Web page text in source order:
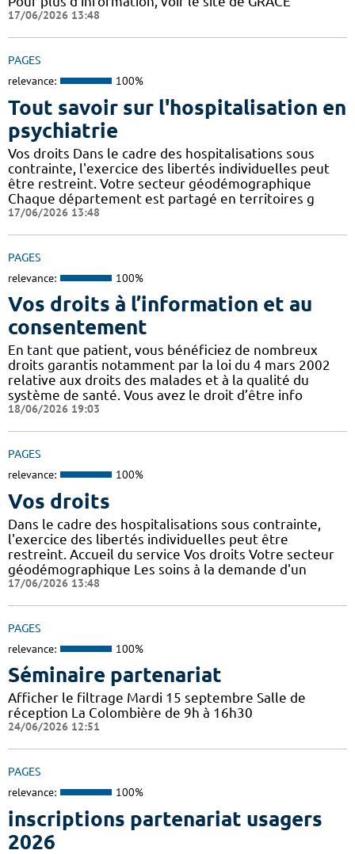
17/06/2026 13:48
PAGES
relevance: 100%
Tout savoir sur l'hospitalisation en
psychiatrie
Vos droits Dans le cadre des hospitalisations sous
contrainte, l'exercice des libertés individuelles peut
être restreint. Votre secteur géodémographique
Chaque département est partagé en territoires g
17/06/2026 13:48
PAGES
relevance: 100%
Vos droits à l’information et au
consentement
En tant que patient, vous bénéficiez de nombreux
droits garantis notamment par la loi du 4 mars 2002
relative aux droits des malades et à la qualité du
système de santé. Vous avez le droit d’être info
18/06/2026 19:03
PAGES
relevance: 100%
Vos droits
Dans le cadre des hospitalisations sous contrainte,
l'exercice des libertés individuelles peut être
restreint. Accueil du service Vos droits Votre secteur
géodémographique Les soins à la demande d'un
17/06/2026 13:48
PAGES
relevance: 100%
Séminaire partenariat
Afficher le filtrage Mardi 15 septembre Salle de
réception La Colombière de 9h à 16h30
24/06/2026 12:51
PAGES
relevance: 100%
inscriptions partenariat usagers
2026